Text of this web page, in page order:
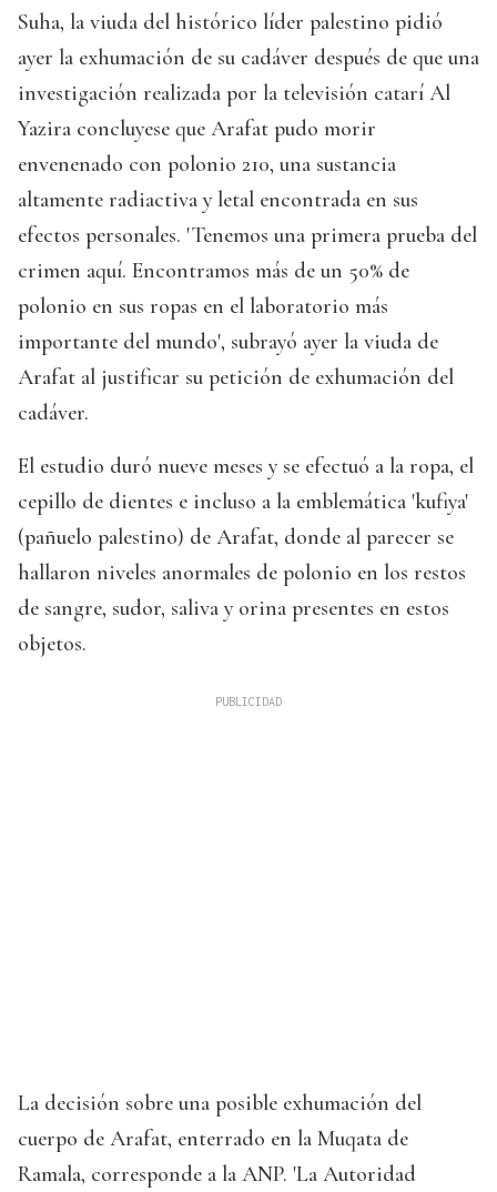
Suha, la viuda del histórico líder palestino pidió
ayer la exhumación de su cadáver después de que una
investigación realizada por la televisión catarí Al
Yazira concluyese que Arafat pudo morir
envenenado con polonio 210, una sustancia
altamente radiactiva y letal encontrada en sus
efectos personales. 'Tenemos una primera prueba del
crimen aquí. Encontramos más de un 50% de
polonio en sus ropas en el laboratorio más
importante del mundo', subrayó ayer la viuda de
Arafat al justificar su petición de exhumación del
cadáver.
El estudio duró nueve meses y se efectuó a la ropa, el
cepillo de dientes e incluso a la emblemática 'kufiya'
(pañuelo palestino) de Arafat, donde al parecer se
hallaron niveles anormales de polonio en los restos
de sangre, sudor, saliva y orina presentes en estos
objetos.
La decisión sobre una posible exhumación del
cuerpo de Arafat, enterrado en la Muqata de
Ramala, corresponde a la ANP. 'La Autoridad